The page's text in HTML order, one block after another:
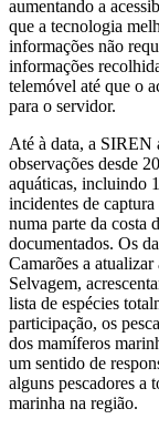
aumentando a
que a tecnologia
informações não
informações
telemóvel até que o
para o servidor.
Até à data, a SIREN
observações desde
aquáticas, incluindo
incidentes de
numa parte da costa
documentados. Os
Camarões a
Selvagem,
lista de espécies
participação, os
dos mamíferos
um sentido de
alguns pescadores a
marinha na região.